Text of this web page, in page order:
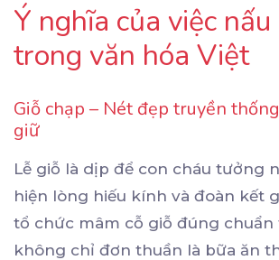
Ý nghĩa của việc
trong văn hóa Việt
Giỗ chạp – Nét đẹp truyền
giữ
Lễ giỗ là dịp để con cháu tưởng
hiện lòng hiếu kính và đoàn kết
tổ chức mâm cỗ giỗ đúng
không chỉ đơn thuần là bữa ăn